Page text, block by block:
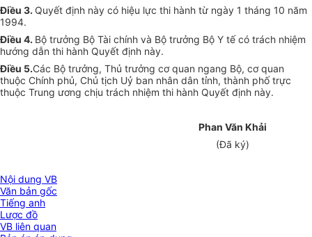
Điều 3. Quyết định này có hiệu lực thi hành từ ngày 1 tháng 10 năm
1994.
Điều 4. Bộ trưởng Bộ Tài chính và Bộ trưởng Bộ Y tế có trách nhiệm
hướng dẫn thi hành Quyết định này.
Điều 5.Các Bộ trưởng, Thủ trưởng cơ quan ngang Bộ, cơ quan
thuộc Chính phủ, Chủ tịch Uỷ ban nhân dân tỉnh, thành phố trực
thuộc Trung ương chịu trách nhiệm thi hành Quyết định này.
Phan Văn Khải
(Đã ký)
Nội dung VB
Văn bản gốc
Tiếng anh
Lược đồ
VB liên quan